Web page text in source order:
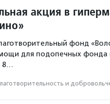
акция в
фонд
для подопечных фонда
8…
и